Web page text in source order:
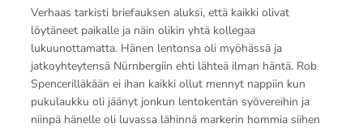
Verhaas tarkisti briefauksen aluksi, että kaikki olivat
löytäneet paikalle ja näin olikin yhtä kollegaa
lukuunottamatta. Hänen lentonsa oli myöhässä ja
jatkoyhteytensä Nürnbergiin ehti lähteä ilman häntä. Rob
Spencerilläkään ei ihan kaikki ollut mennyt nappiin kun
pukulaukku oli jäänyt jonkun lentokentän syövereihin ja
niinpä hänelle oli luvassa lähinnä markerin hommia siihen